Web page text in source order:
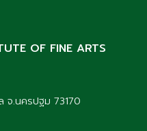
OF FINE ARTS
จ.นครปฐม 73170